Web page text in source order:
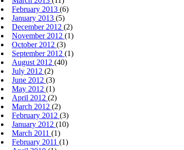
February 2013 (6)
January 2013 (5)
December 2012 (2)
November 2012 (1)
October 2012 (3)
September 2012 (1)
August 2012 (40)
July 2012 (2)
June 2012 (3)
May 2012 (1)
April 2012 (2)
March 2012 (2)
February 2012 (3)
January 2012 (10)
March 2011 (1)
February 2011 (1)